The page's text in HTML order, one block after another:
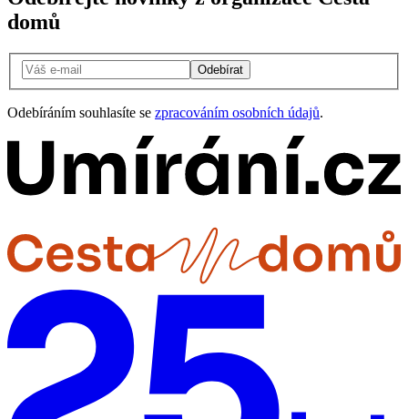
domů
Odebírat
Odebíráním souhlasíte se zpracováním osobních údajů.